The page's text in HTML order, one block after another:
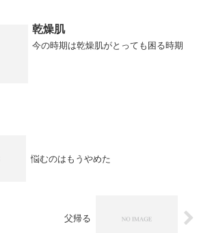
乾燥肌
今の時期は乾燥肌がとっても困る時期
悩むのはもうやめた
父帰る